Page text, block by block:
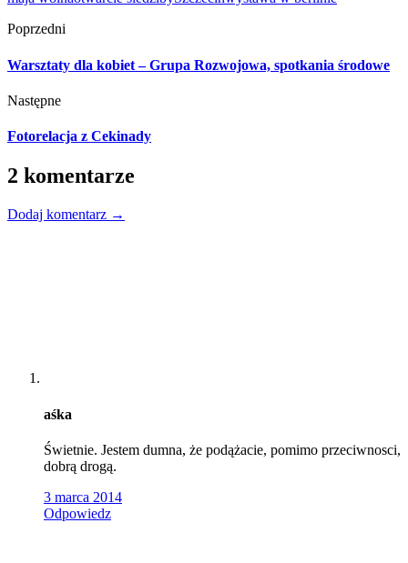
Poprzedni
Warsztaty dla kobiet – Grupa Rozwojowa, spotkania środowe
Następne
Fotorelacja z Cekinady
2 komentarze
Dodaj komentarz →
aśka
Świetnie. Jestem dumna, że podążacie, pomimo przeciwnosci,
dobrą drogą.
3 marca 2014
Odpowiedz